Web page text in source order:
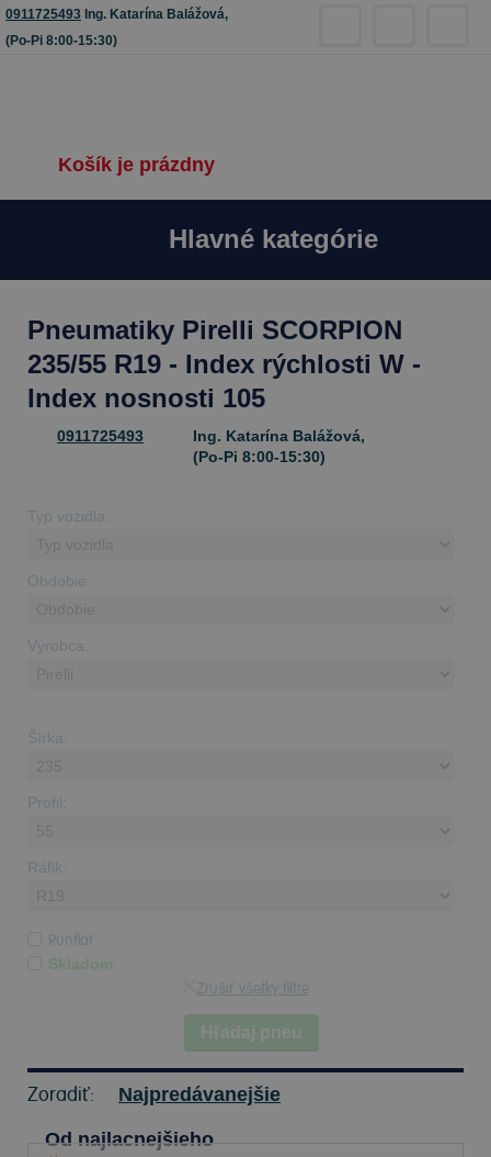
0911725493 Ing. Katarína Balážová,
(Po-Pi 8:00-15:30)
Košík je prázdny
Hlavné kategórie
Pneumatiky Pirelli SCORPION
235/55 R19 - Index rýchlosti W -
Index nosnosti 105
0911725493
Ing. Katarína Balážová,
(Po-Pi 8:00-15:30)
Typ vozidla:
Obdobie:
Výrobca:
Šírka:
Profil:
Ráfik:
Runflat
Skladom
Zrušiť všetky filtre
Hľadaj pneu
Zoradiť: Najpredávanejšie
Od najlacnejšieho